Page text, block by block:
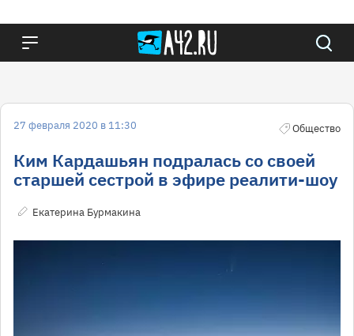
27 февраля 2020 в 11:30 Общество
Ким Кардашьян подралась со своей
старшей сестрой в эфире реалити-шоу
Екатерина Бурмакина